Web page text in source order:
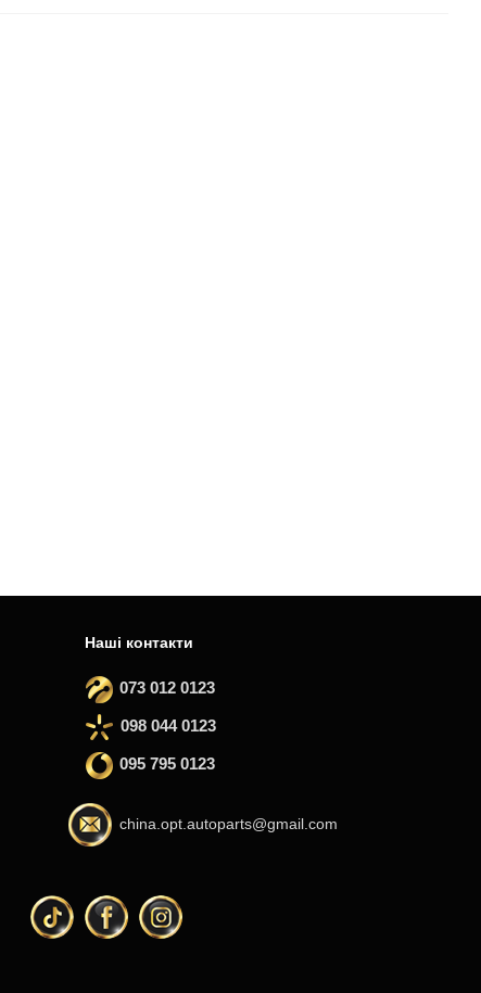
Наші контакти
073 012 0123
098 044 0123
095 795 0123
china.opt.autoparts@gmail.com